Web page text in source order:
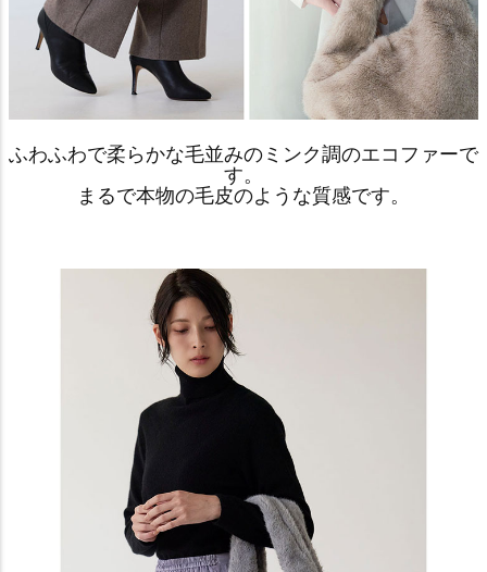
ふわふわで柔らかな毛並みのミンク調のエコファーで
す。
まるで本物の毛皮のような質感です。